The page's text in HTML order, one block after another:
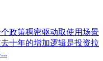
政策稠密驱动取使用场景
十年的增加逻辑是投资拉